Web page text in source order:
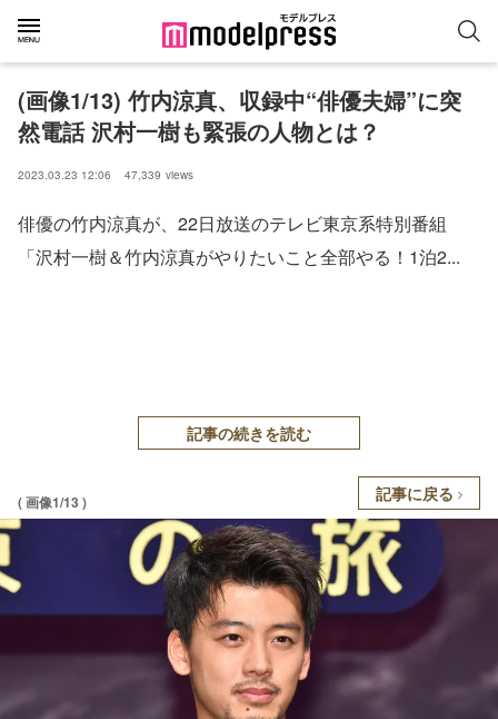
(画像1/13) 竹内涼真、収録中“俳優夫婦”に突
然電話 沢村一樹も緊張の人物とは？
2023.03.23 12:06 47,339 views
俳優の竹内涼真が、22日放送のテレビ東京系特別番組
「沢村一樹＆竹内涼真がやりたいこと全部やる！1泊2...
記事の続きを読む
( 画像1/13 ) 記事に戻る